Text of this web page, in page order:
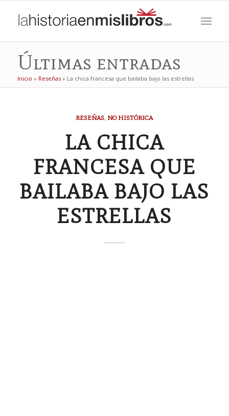
Últimas entradas
Inicio » Reseñas» La chica francesa que bailaba bajo las estrellas
RESEÑAS, NO HISTÓRICA
LA CHICA
FRANCESA QUE
BAILABA BAJO LAS
ESTRELLAS